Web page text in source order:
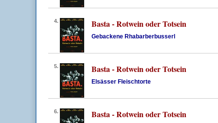
4. Basta - Rotwein oder Totsein
Gebackene Rhabarberbusserl
5. Basta - Rotwein oder Totsein
Elsässer Fleischtorte
6. Basta - Rotwein oder Totsein